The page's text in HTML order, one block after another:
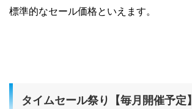
標準的なセール価格といえます。
タイムセール祭り【毎月開催予定】